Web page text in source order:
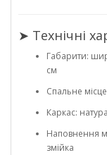
➤ Технічні
Габарити:
см
Спальне
Каркас:
Наповнення
змійка